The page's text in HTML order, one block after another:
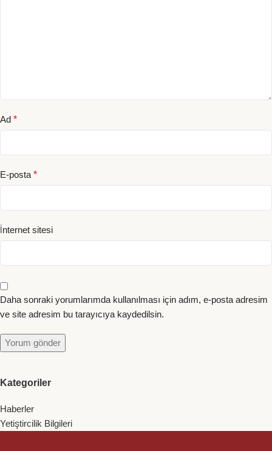
Ad *
E-posta *
İnternet sitesi
Daha sonraki yorumlarımda kullanılması için adım, e-posta adresim
ve site adresim bu tarayıcıya kaydedilsin.
Kategoriler
Haberler
Yetiştircilik Bilgileri